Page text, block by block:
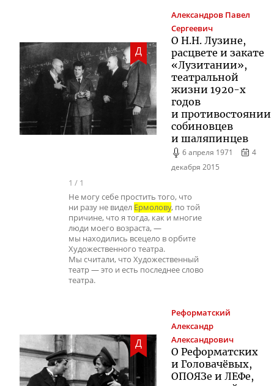
Д
Александров Павел
Сергеевич
О Н.Н. Лузине,
расцвете и закате
«Лузитании»,
театральной
жизни 1920-х
годов
и противостоянии
собиновцев
и шаляпинцев
6 апреля 1971
4
декабря 2015
1 / 1
Не могу себе простить того, что
ни разу не видел Ермолову, по той
причине, что я тогда, как и многие
люди моего возраста, —
мы находились всецело в орбите
Художественного театра.
Мы считали, что Художественный
театр — это и есть последнее слово
театра.
Д
Реформатский
Александр
Александрович
О Реформатских
и Головачёвых,
ОПОЯЗе и ЛЕФе,